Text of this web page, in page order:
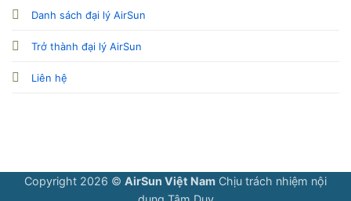
Danh sách đại lý AirSun
Trở thành đại lý AirSun
Liên hệ
Copyright 2026 © AirSun Việt Nam Chịu trách nhiệm nội